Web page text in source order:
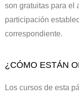
son gratuitas para el
participación
correspondiente.
¿CÓMO ESTÁN
Los cursos de esta